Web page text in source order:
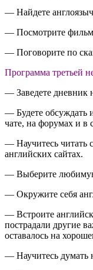
— Найдете
— Посмотрите фильм
— Поговорите по
Программа третьей
— Заведете дневник
— Будете обсуждать
чате, на форумах и в
— Научитесь читать
английских сайтах.
— Выберите
— Окружите себя
— Встроите
пострадали другие
оставалось на
— Научитесь думать